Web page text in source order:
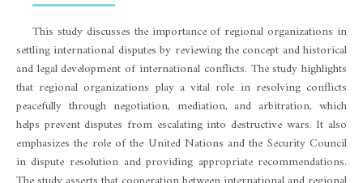
This study discusses the importance of regional organizations in
settling international disputes by reviewing the concept and historical
and legal development of international conflicts. The study highlights
that regional organizations play a vital role in resolving conflicts
peacefully through negotiation, mediation, and arbitration, which
helps prevent disputes from escalating into destructive wars. It also
emphasizes the role of the United Nations and the Security Council
in dispute resolution and providing appropriate recommendations.